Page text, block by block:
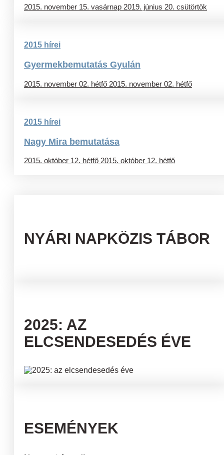
2015. november 15. vasárnap 2019. június 20. csütörtök
2015 hírei
Gyermekbemutatás Gyulán
2015. november 02. hétfő 2015. november 02. hétfő
2015 hírei
Nagy Mira bemutatása
2015. október 12. hétfő 2015. október 12. hétfő
NYÁRI NAPKÖZIS TÁBOR
2025: AZ
ELCSENDESEDÉS ÉVE
ESEMÉNYEK